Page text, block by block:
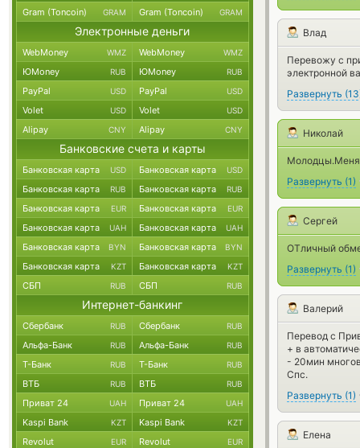
Влад
Перевожу с
электронной
Развернуть (13
Николай
Развернуть (1)
Сергей
ОТличный
Развернуть (1)
Валерий
Перевод с
+ в
- 20мин
Спс.
Развернуть (1)
Елена
Gram (Toncoin) GRAM Gram (Toncoin) GRAM
Электронные деньги
WebMoney WMZ WebMoney WMZ
ЮMoney RUB ЮMoney RUB
PayPal USD PayPal USD
Volet USD Volet USD
Alipay CNY Alipay CNY
Банковские счета и карты
Банковская карта USD Банковская карта USD
Банковская карта RUB Банковская карта RUB
Банковская карта EUR Банковская карта EUR
Банковская карта UAH Банковская карта UAH
Банковская карта BYN Банковская карта BYN
Банковская карта KZT Банковская карта KZT
СБП RUB СБП RUB
Интернет-банкинг
Сбербанк RUB Сбербанк RUB
Альфа-Банк RUB Альфа-Банк RUB
Т-Банк RUB Т-Банк RUB
ВТБ RUB ВТБ RUB
Приват 24 UAH Приват 24 UAH
Kaspi Bank KZT Kaspi Bank KZT
Revolut EUR Revolut EUR